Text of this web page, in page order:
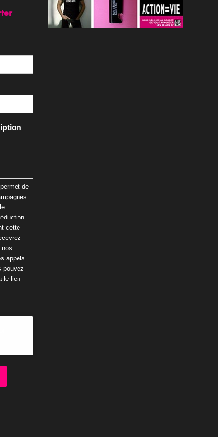
de
cette
nos
appels
pouvez
le lien